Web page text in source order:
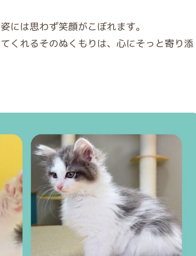
には思わず笑顔がこぼれます。
くれるそのぬくもりは、心にそっと寄り添